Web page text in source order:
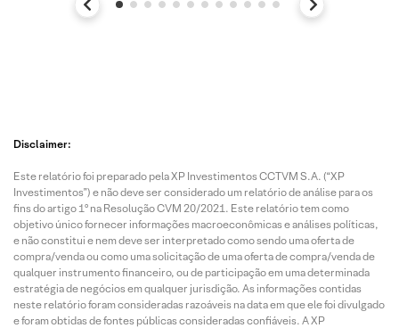
Disclaimer:
Este relatório foi preparado pela XP Investimentos CCTVM S.A. (“XP
Investimentos”) e não deve ser considerado um relatório de análise para os
fins do artigo 1º na Resolução CVM 20/2021. Este relatório tem como
objetivo único fornecer informações macroeconômicas e análises políticas,
e não constitui e nem deve ser interpretado como sendo uma oferta de
compra/venda ou como uma solicitação de uma oferta de compra/venda de
qualquer instrumento financeiro, ou de participação em uma determinada
estratégia de negócios em qualquer jurisdição. As informações contidas
neste relatório foram consideradas razoáveis na data em que ele foi divulgado
e foram obtidas de fontes públicas consideradas confiáveis. A XP